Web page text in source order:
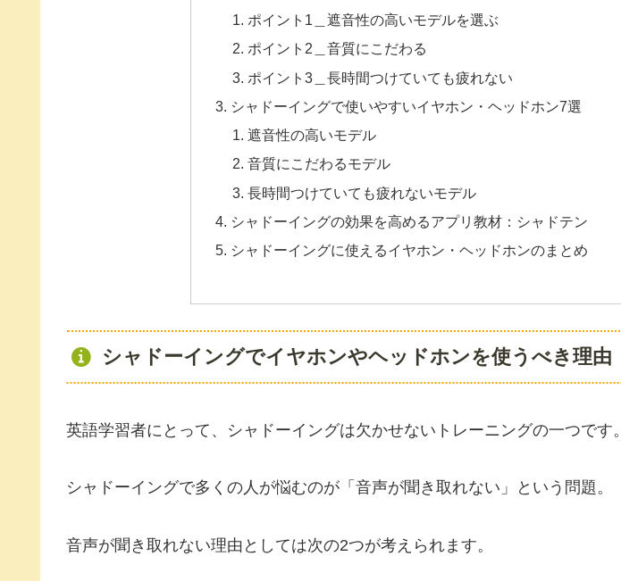
ポイント1＿遮音性の高いモデルを選ぶ
ポイント2＿音質にこだわる
ポイント3＿長時間つけていても疲れない
シャドーイングで使いやすいイヤホン・ヘッドホン7選
遮音性の高いモデル
音質にこだわるモデル
長時間つけていても疲れないモデル
シャドーイングの効果を高めるアプリ教材：シャドテン
シャドーイングに使えるイヤホン・ヘッドホンのまとめ
シャドーイングでイヤホンやヘッドホンを使うべき理由
英語学習者にとって、シャドーイングは欠かせないトレーニングの一つです。
シャドーイングで多くの人が悩むのが「音声が聞き取れない」という問題。
音声が聞き取れない理由としては次の2つが考えられます。